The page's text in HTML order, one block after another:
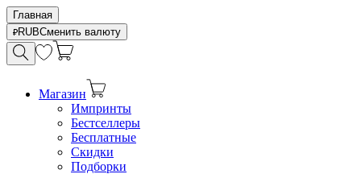
Главная
RUBСменить валюту
Магазин
Импринты
Бестселлеры
Бесплатные
Скидки
Подборки